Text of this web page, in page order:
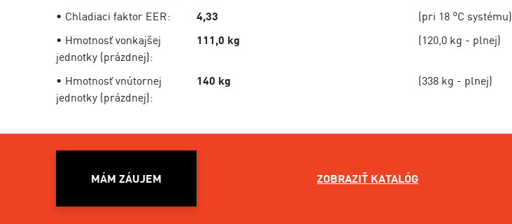
• Chladiaci faktor EER:
4,33
(pri 18 °C systému)
• Hmotnosť vonkajšej
jednotky (prázdnej):
111,0 kg (120,0 kg - plnej)
• Hmotnosť vnútornej
jednotky (prázdnej):
140 kg (338 kg - plnej)
MÁM ZÁUJEM ZOBRAZIŤ KATALÓG